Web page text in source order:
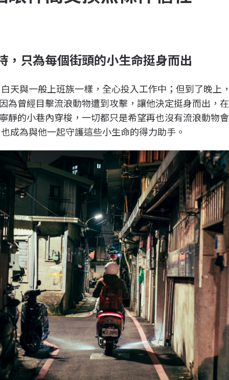
，只為每個街頭的小生命挺身而出
天與一般上班族一樣，全心投入工作中；但到了晚上
為曾經目擊流浪動物遭到攻擊，讓他決定挺身而出，
靜的小巷內穿梭，一切都只是希望再也沒有流浪動物
成為與他一起守護這些小生命的得力助手。